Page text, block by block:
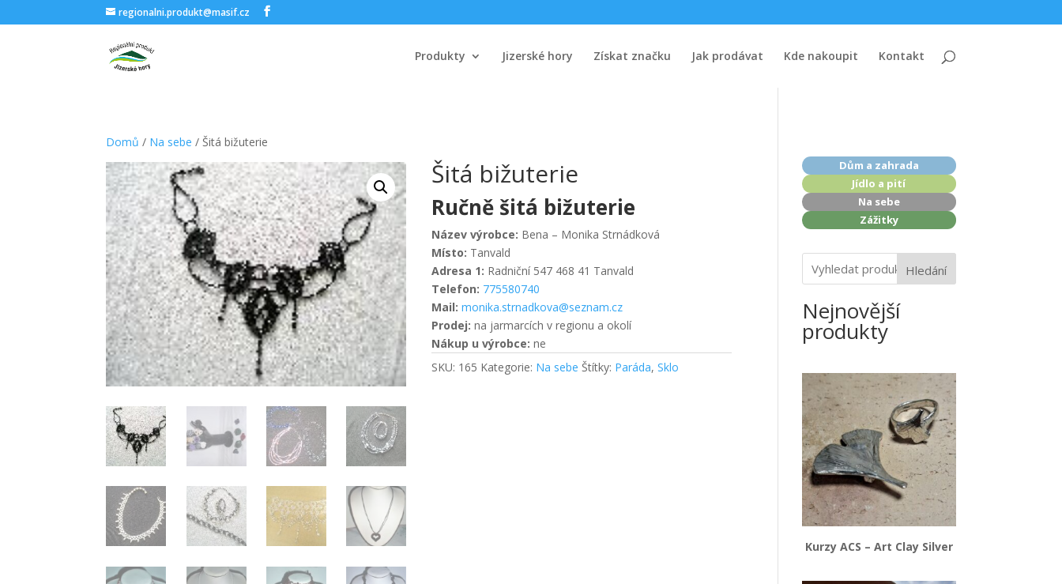
regionalni.produkt@masif.cz
Produkty Jizerské hory Získat značku Jak prodávat Kde nakoupit Kontakt
Domů / Na sebe / Šitá bižuterie
Šitá bižuterie
Ručně šitá bižuterie
Název výrobce: Bena – Monika Strnádková
Místo: Tanvald
Adresa 1: Radniční 547 468 41 Tanvald
Telefon: 775580740
Mail: monika.strnadkova@seznam.cz
Prodej: na jarmarcích v regionu a okolí
Nákup u výrobce: ne
SKU: 165 Kategorie: Na sebe Štítky: Paráda,Sklo
Dům a zahrada
Jídlo a pití
Na sebe
Zážitky
Hledání
Nejnovější
produkty
Kurzy ACS – Art Clay Silver